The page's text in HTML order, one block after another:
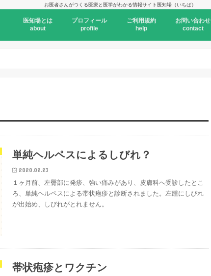
お医者さんがつくる医療と医学がわかる情報サイト医知場（いちば）
医知場とは
about
プロフィール
profile
ご利用規約
help
お問い合わせ
contact
単純ヘルペスによるしびれ？
2020.02.23
１ヶ月前、左臀部に発疹、強い痛みがあり、皮膚科へ受診したとこ
ろ、単純ヘルペスによる帯状疱疹と診断されました。左踵にしびれ
が出始め、しびれがとれません。
帯状疱疹とワクチン